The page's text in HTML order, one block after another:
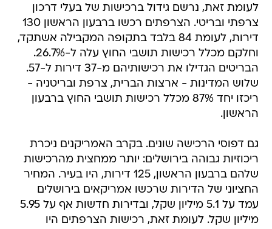
לעומת זאת, נרשם גידול ברכישות של בעלי דרכון
צרפתי ובריטי. הצרפתים רכשו ברבעון הראשון 130
דירות, לעומת 84 בלבד בתקופה המקבילה אשתקד,
וחלקם מכלל רכישות תושבי החוץ עלה ל-26.7%.
הבריטים הגדילו את רכישותיהם מ-37 דירות ל-57.
שלוש המדינות - ארצות הברית, צרפת ובריטניה -
ריכזו יחד 87% מכלל רכישות תושבי החוץ ברבעון
הראשון.
גם דפוסי הרכישה שונים. בקרב האמריקנים ניכרת
ריכוזיות גבוהה בירושלים: יותר ממחצית מהרכישות
שלהם ברבעון הראשון, 125 דירות, היו בעיר. המחיר
החציוני של הדירות שרכשו אמריקאים בירושלים
עמד על 5.1 מיליון שקל, ובדירות חדשות אף על 5.95
מיליון שקל. לעומת זאת, רכישות הצרפתים היו